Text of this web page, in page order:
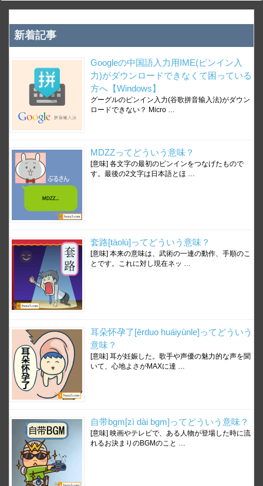
新着記事
Googleの中国語入力用IME(ピンイン入
力)がダウンロードできなくて困っている
方へ【Windows】
グーグルのピンイン入力(谷歌拼音输入法)がダウン
ロードできない？ Micro …
MDZZってどういう意味？
[意味] 各文字の最初のピンインをつなげたもので
す。最後の2文字は日本語とほ …
套路[tàolù]ってどういう意味？
[意味] 本来の意味は、武術の一連の動作、手順のこ
とです。これに対し現在ネッ …
耳朵怀孕了[ěrduo huáiyùnle]ってどういう
意味？
[意味] 耳が妊娠した。歌手や声優の魅力的な声を聞
いて、心地よさがMAXに達 …
自带bgm[zì dài bgm]ってどういう意味？
[意味] 映画やテレビで、ある人物が登場した時に流
れるお決まりのBGMのこと …